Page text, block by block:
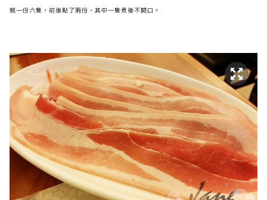
蜆一份六隻，前後點了兩份，其中一隻煮後不開口。